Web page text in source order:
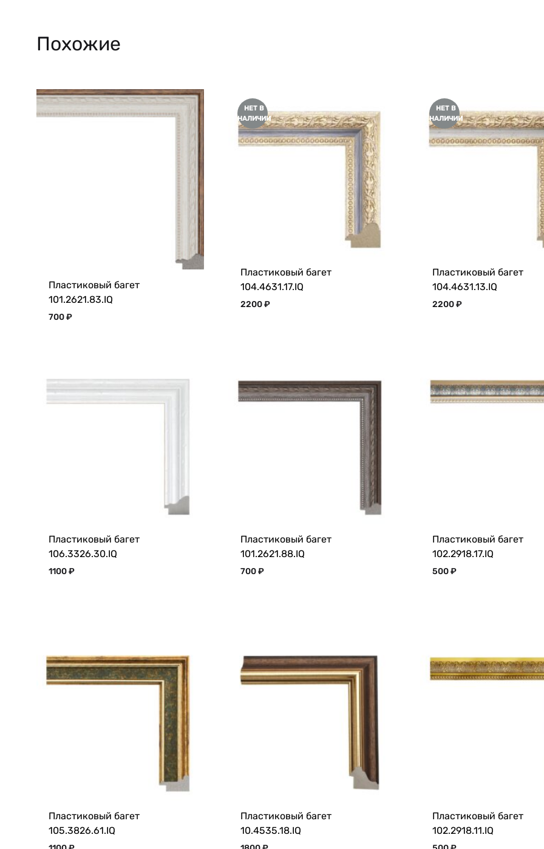
Похожие
Пластиковый багет
101.2621.83.IQ
700₽
НЕТ В
НАЛИЧИИ
Пластиковый багет
104.4631.17.IQ
2200₽
НЕТ В
НАЛИЧИИ
Пластиковый багет
104.4631.13.IQ
2200₽
Пластиковый багет
106.3326.30.IQ
1100₽
Пластиковый багет
101.2621.88.IQ
700₽
Пластиковый багет
102.2918.17.IQ
500₽
Пластиковый багет
105.3826.61.IQ
Пластиковый багет
10.4535.18.IQ
Пластиковый багет
102.2918.11.IQ